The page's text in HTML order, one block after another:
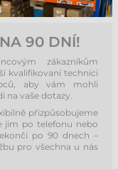
90 DNÍ!
zákazníkům
kvalifikovaní technici
aby vám mohli
vaše dotazy.
přizpůsobujeme
jim po telefonu nebo
po 90 dnech –
pro všechna u nás